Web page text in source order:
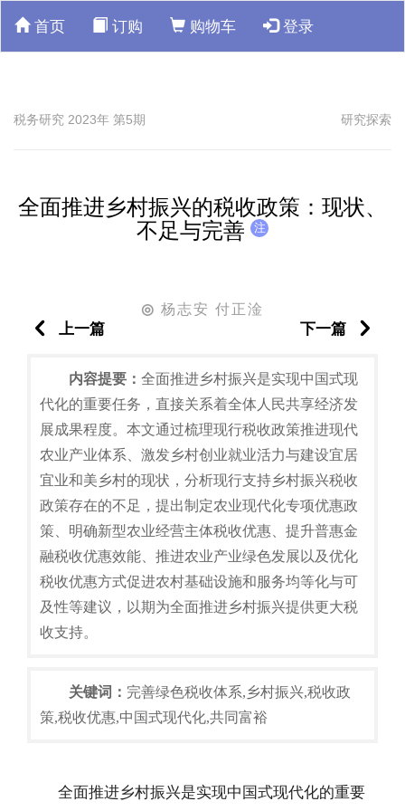
首页 订购 购物车 登录
税务研究 2023年 第5期 研究探索
全面推进乡村振兴的税收政策：现状、
不足与完善
注
◎ 杨志安 付正淦
上一篇
下一篇
内容提要： 全面推进乡村振兴是实现中国式现
代化的重要任务，直接关系着全体人民共享经济发
展成果程度。本文通过梳理现行税收政策推进现代
农业产业体系、激发乡村创业就业活力与建设宜居
宜业和美乡村的现状，分析现行支持乡村振兴税收
政策存在的不足，提出制定农业现代化专项优惠政
策、明确新型农业经营主体税收优惠、提升普惠金
融税收优惠效能、推进农业产业绿色发展以及优化
税收优惠方式促进农村基础设施和服务均等化与可
及性等建议，以期为全面推进乡村振兴提供更大税
收支持。
关键词： 完善绿色税收体系,乡村振兴,税收政
策,税收优惠,中国式现代化,共同富裕
全面推进乡村振兴是实现中国式现代化的重要